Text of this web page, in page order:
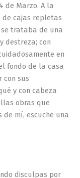
de Marzo. A la
de cajas repletas
trataba de una
destreza; con
en
fondo de la casa
con sus
y con cabeza
obras que
mí, escuche una
disculpas por